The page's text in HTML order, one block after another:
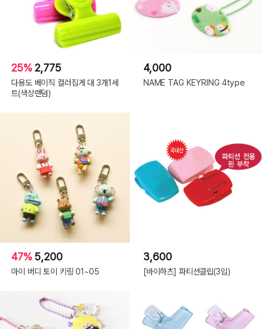
25% 2,775
다용도 베이직 컬러집게 대 3개1세
트(색상랜덤)
4,000
NAME TAG KEYRING 4type
47% 5,200
마이 버디 토이 키링 01~05
3,600
[바이하츠] 파티션클립(3입)